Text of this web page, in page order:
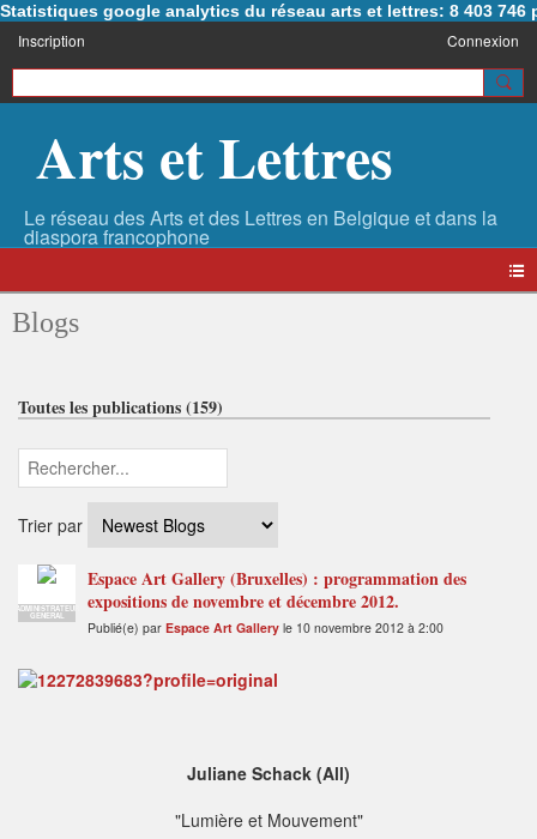
Statistiques google analytics du réseau arts et lettres: 8 403 746
Inscription Connexion
Arts et Lettres
Blogs
Toutes les publications (159)
Trier par
ADMINISTRATEUR
GENERAL
Espace Art Gallery (Bruxelles) : programmation des
expositions de novembre et décembre 2012.
Publié(e) par Espace Art Gallery le 10 novembre 2012 à 2:00
Juliane Schack (All)
"Lumière et Mouvement"